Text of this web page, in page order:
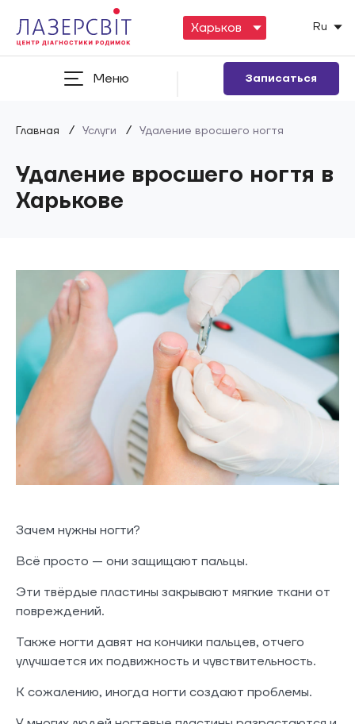
Ru
Меню Записаться
Главная / Услуги / Удаление вросшего ногтя
Удаление вросшего ногтя в
Харькове
Зачем нужны ногти?
Всё просто — они защищают пальцы.
Эти твёрдые пластины закрывают мягкие ткани от
повреждений.
Также ногти давят на кончики пальцев, отчего
улучшается их подвижность и чувствительность.
К сожалению, иногда ногти создают проблемы.